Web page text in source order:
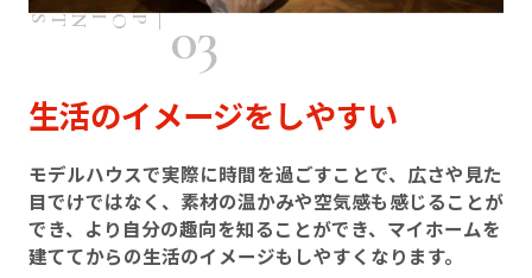
POINTS 03
生活のイメージをしやすい
モデルハウスで実際に時間を過ごすことで、広さや見た
目でけではなく、素材の温かみや空気感も感じることが
でき、より自分の趣向を知ることができ、マイホームを
建ててからの生活のイメージもしやすくなります。